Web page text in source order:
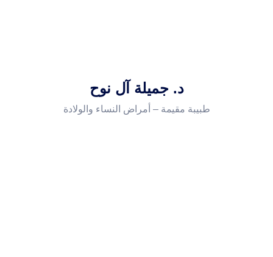
د. جميلة آل نوح
طبيبة مقيمة – أمراض النساء والولادة